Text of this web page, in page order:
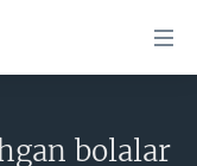
bolalar